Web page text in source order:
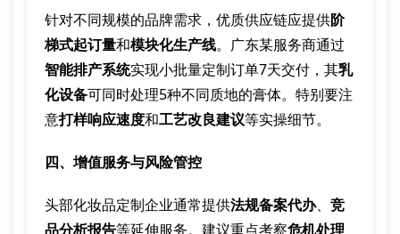
针对不同规模的品牌需求，优质供应链应提供阶
梯式起订量和模块化生产线。广东某服务商通过
智能排产系统实现小批量定制订单7天交付，其乳
化设备可同时处理5种不同质地的膏体。特别要注
意打样响应速度和工艺改良建议等实操细节。
四、增值服务与风险管控
头部化妆品定制企业通常提供法规备案代办、 竞
品分析报告等延伸服务。建议重点考察危机处理